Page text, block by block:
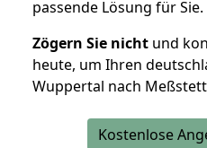
passende Lösung für Sie.
Zögern Sie nicht und
heute, um Ihren
Wuppertal nach
Kostenlose